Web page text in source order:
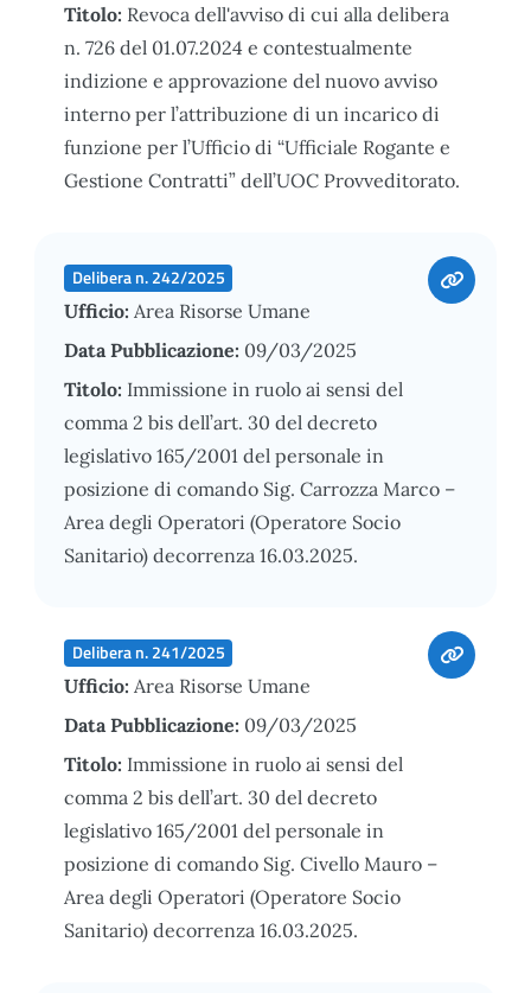
Titolo: Revoca dell'avviso di cui alla delibera
n. 726 del 01.07.2024 e contestualmente
indizione e approvazione del nuovo avviso
interno per l’attribuzione di un incarico di
funzione per l’Ufficio di “Ufficiale Rogante e
Gestione Contratti” dell’UOC Provveditorato.
Delibera n. 242/2025
Ufficio: Area Risorse Umane
Data Pubblicazione: 09/03/2025
Titolo: Immissione in ruolo ai sensi del
comma 2 bis dell’art. 30 del decreto
legislativo 165/2001 del personale in
posizione di comando Sig. Carrozza Marco –
Area degli Operatori (Operatore Socio
Sanitario) decorrenza 16.03.2025.
Delibera n. 241/2025
Ufficio: Area Risorse Umane
Data Pubblicazione: 09/03/2025
Titolo: Immissione in ruolo ai sensi del
comma 2 bis dell’art. 30 del decreto
legislativo 165/2001 del personale in
posizione di comando Sig. Civello Mauro –
Area degli Operatori (Operatore Socio
Sanitario) decorrenza 16.03.2025.